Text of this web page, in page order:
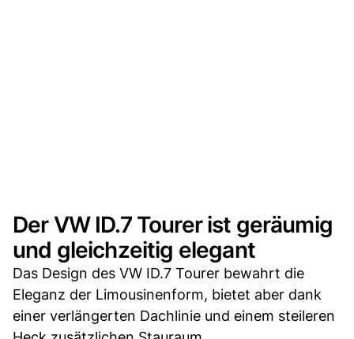
Der VW ID.7 Tourer ist geräumig
und gleichzeitig elegant
Das Design des VW ID.7 Tourer bewahrt die
Eleganz der Limousinenform, bietet aber dank
einer verlängerten Dachlinie und einem steileren